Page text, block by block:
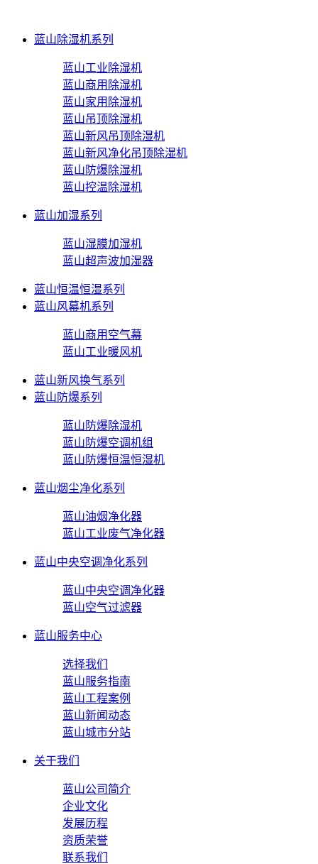
蓝山除湿机系列
蓝山工业除湿机
蓝山商用除湿机
蓝山家用除湿机
蓝山吊顶除湿机
蓝山新风吊顶除湿机
蓝山新风净化吊顶除湿机
蓝山防爆除湿机
蓝山控温除湿机
蓝山加湿系列
蓝山湿膜加湿机
蓝山超声波加湿器
蓝山恒温恒湿系列
蓝山风幕机系列
蓝山商用空气幕
蓝山工业暖风机
蓝山新风换气系列
蓝山防爆系列
蓝山防爆除湿机
蓝山防爆空调机组
蓝山防爆恒温恒湿机
蓝山烟尘净化系列
蓝山油烟净化器
蓝山工业废气净化器
蓝山中央空调净化系列
蓝山中央空调净化器
蓝山空气过滤器
蓝山服务中心
选择我们
蓝山服务指南
蓝山工程案例
蓝山新闻动态
蓝山城市分站
关于我们
蓝山公司简介
企业文化
发展历程
资质荣誉
联系我们